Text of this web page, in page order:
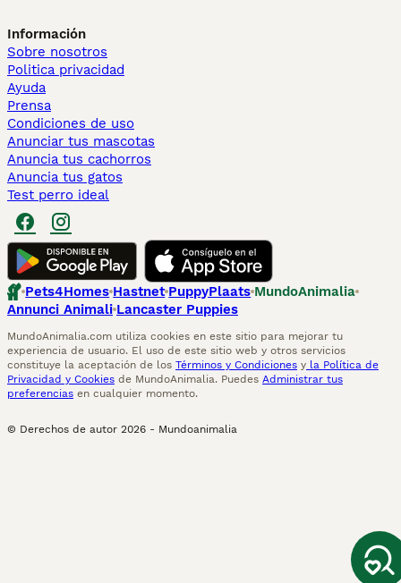
Información
Sobre nosotros
Politica privacidad
Ayuda
Prensa
Condiciones de uso
Anunciar tus mascotas
Anuncia tus cachorros
Anuncia tus gatos
Test perro ideal
Pets4Homes Hastnet PuppyPlaats MundoAnimalia
Annunci Animali Lancaster Puppies
MundoAnimalia.com utiliza cookies en este sitio para mejorar tu
experiencia de usuario. El uso de este sitio web y otros servicios
constituye la aceptación de los Términos y Condiciones y la Política de
Privacidad y Cookies de MundoAnimalia. Puedes Administrar tus
preferencias en cualquier momento.
© Derechos de autor 2026 - Mundoanimalia